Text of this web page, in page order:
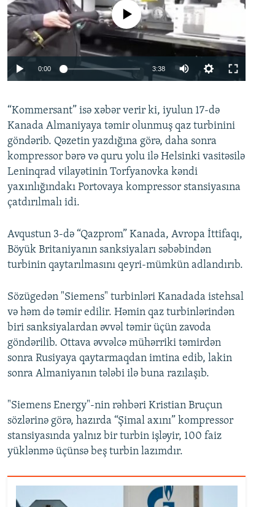
Auto 240p 360p 480p
720p 1080p
No media source currently available
0:00 3:38
360p
480p
720p
1080p
“Kommersant” isə xəbər verir ki, iyulun 17-də
Kanada Almaniyaya təmir olunmuş qaz turbinini
göndərib. Qəzetin yazdığına görə, daha sonra
kompressor bərə və quru yolu ilə Helsinki vasitəsilə
Leninqrad vilayətinin Torfyanovka kəndi
yaxınlığındakı Portovaya kompressor stansiyasına
çatdırılmalı idi.
Avqustun 3-də “Qazprom” Kanada, Avropa İttifaqı,
Böyük Britaniyanın sanksiyaları səbəbindən
turbinin qaytarılmasını qeyri-mümkün adlandırıb.
Sözügedən "Siemens" turbinləri Kanadada istehsal
və həm də təmir edilir. Həmin qaz turbinlərindən
biri sanksiyalardan əvvəl təmir üçün zavoda
göndərilib. Ottava əvvəlcə mühərriki təmirdən
sonra Rusiyaya qaytarmaqdan imtina edib, lakin
sonra Almaniyanın tələbi ilə buna razılaşıb.
"Siemens Energy"-nin rəhbəri Kristian Bruçun
sözlərinə görə, hazırda “Şimal axını” kompressor
stansiyasında yalnız bir turbin işləyir, 100 faiz
yüklənmə üçünsə beş turbin lazımdır.